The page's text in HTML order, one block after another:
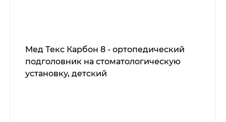
Мед Текс Карбон 8 - ортопедический
подголовник на стоматологическую
установку, детский